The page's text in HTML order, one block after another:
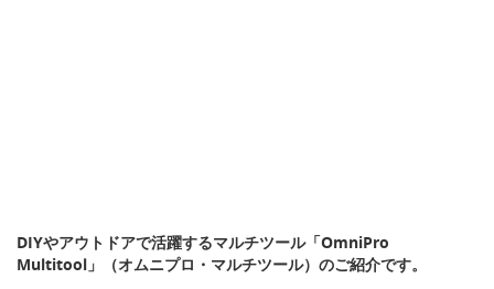
DIYやアウトドアで活躍するマルチツール「OmniPro
Multitool」（オムニプロ・マルチツール）のご紹介です。